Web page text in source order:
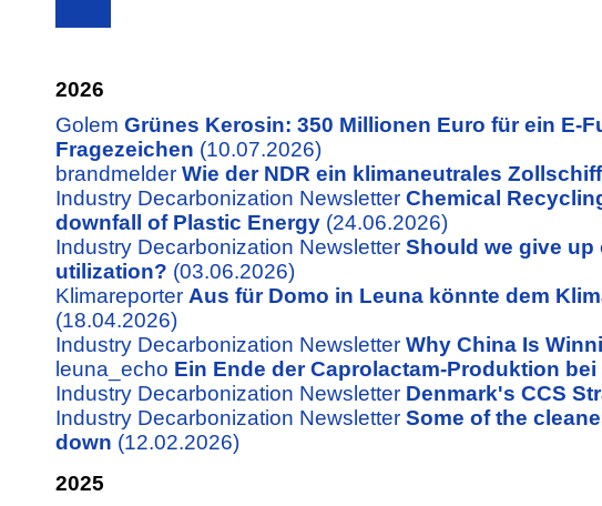
2026
Golem Grünes Kerosin: 350 Millionen Euro für ein E-
Fragezeichen (10.07.2026)
brandmelder Wie der NDR ein klimaneutrales
Industry Decarbonization Newsletter Chemical
downfall of Plastic Energy (24.06.2026)
Industry Decarbonization Newsletter Should we give up
utilization? (03.06.2026)
Klimareporter Aus für Domo in Leuna könnte dem
(18.04.2026)
Industry Decarbonization Newsletter Why China Is
leuna_echo Ein Ende der Caprolactam-Produktion
Industry Decarbonization Newsletter Denmark's CCS
Industry Decarbonization Newsletter Some of the
down (12.02.2026)
2025